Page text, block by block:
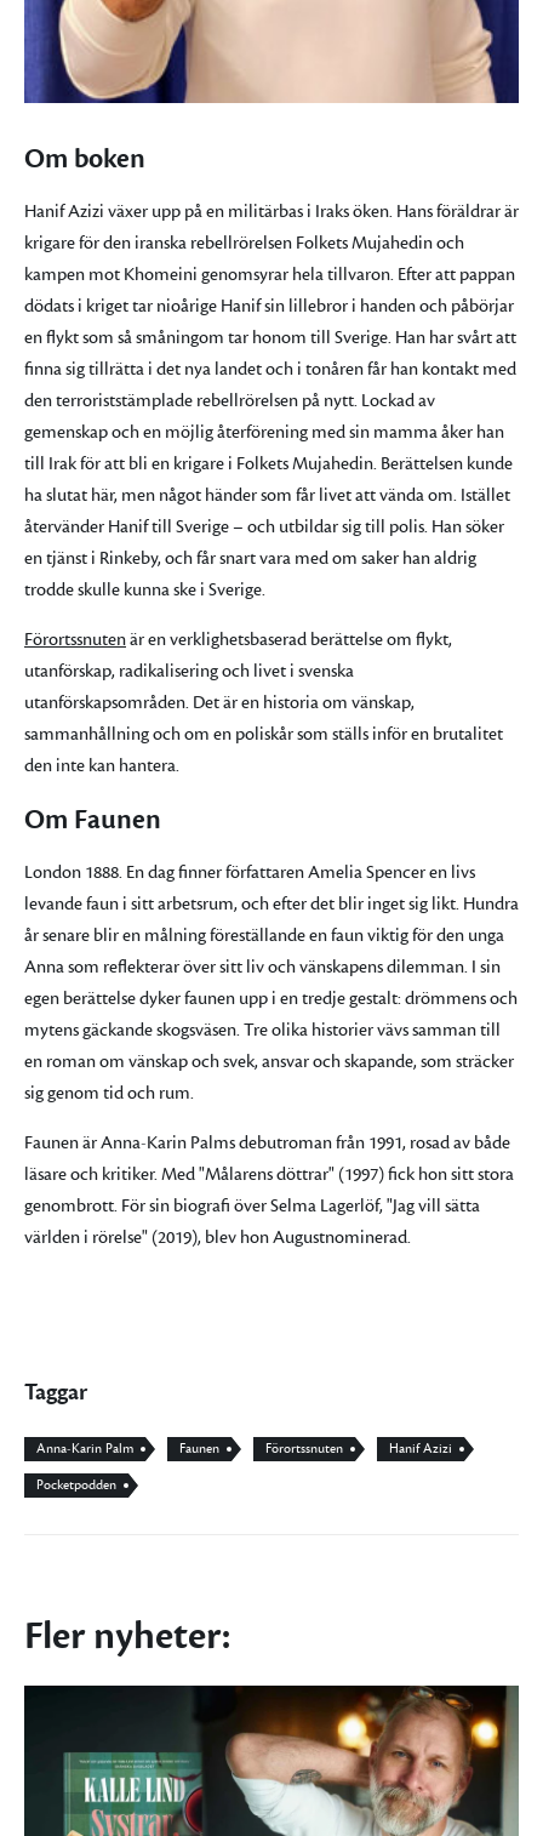
Om boken
Hanif Azizi växer upp på en militärbas i Iraks öken. Hans föräldrar är
krigare för den iranska rebellrörelsen Folkets Mujahedin och
kampen mot Khomeini genomsyrar hela tillvaron. Efter att pappan
dödats i kriget tar nioårige Hanif sin lillebror i handen och påbörjar
en flykt som så småningom tar honom till Sverige. Han har svårt att
finna sig tillrätta i det nya landet och i tonåren får han kontakt med
den terroriststämplade rebellrörelsen på nytt. Lockad av
gemenskap och en möjlig återförening med sin mamma åker han
till Irak för att bli en krigare i Folkets Mujahedin. Berättelsen kunde
ha slutat här, men något händer som får livet att vända om. Istället
återvänder Hanif till Sverige – och utbildar sig till polis. Han söker
en tjänst i Rinkeby, och får snart vara med om saker han aldrig
trodde skulle kunna ske i Sverige.
Förortssnutenär en verklighetsbaserad berättelse om flykt,
utanförskap, radikalisering och livet i svenska
utanförskapsområden. Det är en historia om vänskap,
sammanhållning och om en poliskår som ställs inför en brutalitet
den inte kan hantera.
Om Faunen
London 1888. En dag finner författaren Amelia Spencer en livs
levande faun i sitt arbetsrum, och efter det blir inget sig likt. Hundra
år senare blir en målning föreställande en faun viktig för den unga
Anna som reflekterar över sitt liv och vänskapens dilemman. I sin
egen berättelse dyker faunen upp i en tredje gestalt: drömmens och
mytens gäckande skogsväsen. Tre olika historier vävs samman till
en roman om vänskap och svek, ansvar och skapande, som sträcker
sig genom tid och rum.
Faunen är Anna-Karin Palms debutroman från 1991, rosad av både
läsare och kritiker. Med "Målarens döttrar" (1997) fick hon sitt stora
genombrott. För sin biografi över Selma Lagerlöf, "Jag vill sätta
världen i rörelse" (2019), blev hon Augustnominerad.
Taggar
Anna-Karin Palm Faunen Förortssnuten
Hanif Azizi
Pocketpodden
Fler nyheter: